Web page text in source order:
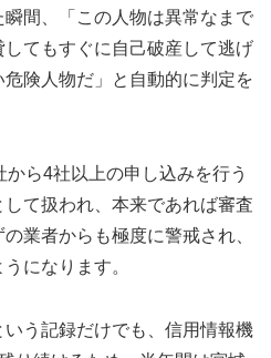
間、「この人物は異常なまで
てもすぐに自己破産して逃げ
険人物だ」と自動的に判定を
ら4社以上の申し込みを行う
て扱われ、本来であれば審査
業者からも極度に警戒され、
になります。
う記録だけでも、信用情報機